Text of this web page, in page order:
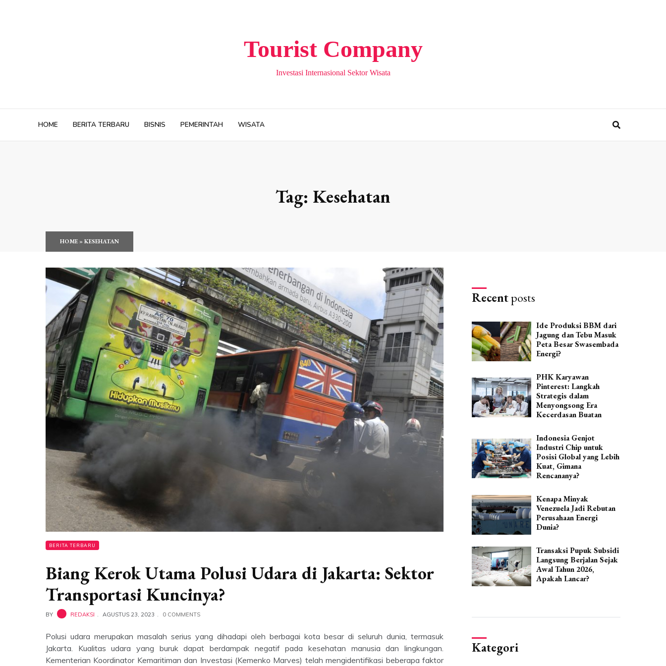
Tourist Company
Investasi Internasional Sektor Wisata
HOME BERITA TERBARU BISNIS PEMERINTAH WISATA
Tag: Kesehatan
HOME»KESEHATAN
BERITA TERBARU
Biang Kerok Utama Polusi Udara di Jakarta: Sektor
Transportasi Kuncinya?
BY REDAKSI AGUSTUS 23, 2023 0 COMMENTS
Polusi udara merupakan masalah serius yang dihadapi oleh berbagai kota besar di seluruh dunia, termasuk
Jakarta. Kualitas udara yang buruk dapat berdampak negatif pada kesehatan manusia dan lingkungan.
Kementerian Koordinator Kemaritiman dan Investasi (Kemenko Marves) telah mengidentifikasi beberapa faktor
Recentposts
Ide Produksi BBM dari
Jagung dan Tebu Masuk
Peta Besar Swasembada
Energi?
PHK Karyawan
Pinterest: Langkah
Strategis dalam
Menyongsong Era
Kecerdasan Buatan
Indonesia Genjot
Industri Chip untuk
Posisi Global yang Lebih
Kuat, Gimana
Rencananya?
Kenapa Minyak
Venezuela Jadi Rebutan
Perusahaan Energi
Dunia?
Transaksi Pupuk Subsidi
Langsung Berjalan Sejak
Awal Tahun 2026,
Apakah Lancar?
Kategori